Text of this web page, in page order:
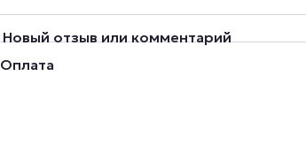
Новый отзыв или комментарий
Оплата